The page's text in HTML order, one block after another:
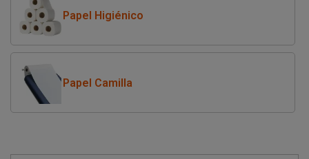
Papel Higiénico
Papel Camilla